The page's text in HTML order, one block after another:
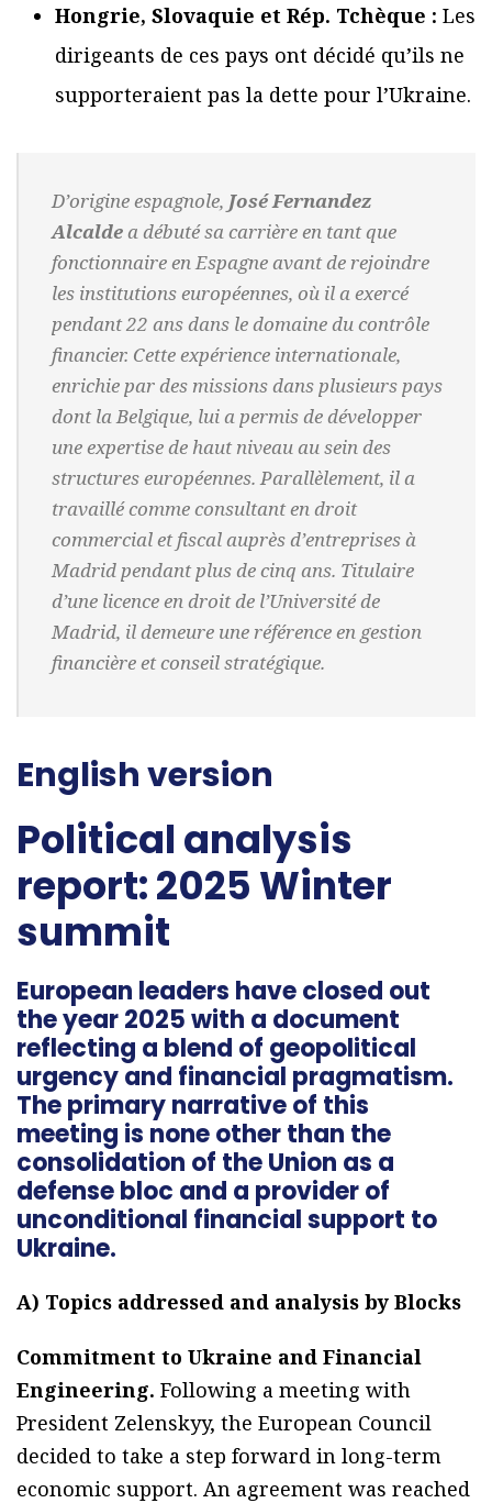
Hongrie, Slovaquie et Rép. Tchèque : Les
dirigeants de ces pays ont décidé qu’ils ne
supporteraient pas la dette pour l’Ukraine.
D’origine espagnole, José Fernandez
Alcaldea débuté sa carrière en tant que
fonctionnaire en Espagne avant de rejoindre
les institutions européennes, où il a exercé
pendant 22 ans dans le domaine du contrôle
financier. Cette expérience internationale,
enrichie par des missions dans plusieurs pays
dont la Belgique, lui a permis de développer
une expertise de haut niveau au sein des
structures européennes. Parallèlement, il a
travaillé comme consultant en droit
commercial et fiscal auprès d’entreprises à
Madrid pendant plus de cinq ans. Titulaire
d’une licence en droit de l’Université de
Madrid, il demeure une référence en gestion
financière et conseil stratégique.
English version
Political analysis
report: 2025 Winter
summit
European leaders have closed out
the year 2025 with a document
reflecting a blend of geopolitical
urgency and financial pragmatism.
The primary narrative of this
meeting is none other than the
consolidation of the Union as a
defense bloc and a provider of
unconditional financial support to
Ukraine.
A) Topics addressed and analysis by Blocks
Commitment to Ukraine and Financial
Engineering. Following a meeting with
President Zelenskyy, the European Council
decided to take a step forward in long-term
economic support. An agreement was reached